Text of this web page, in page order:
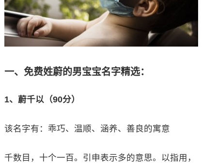
一、免费姓蔚的男宝宝名字精选：
1、蔚千以（90分）
该名字有：乖巧、温顺、涵养、善良的寓意
千数目，十个一百。引申表示多的意思。以指用，